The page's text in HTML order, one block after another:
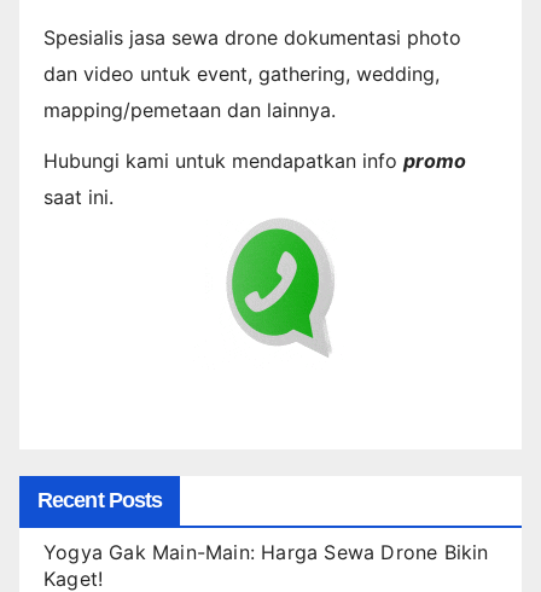
Spesialis jasa sewa drone dokumentasi photo
dan video untuk event, gathering, wedding,
mapping/pemetaan dan lainnya.
Hubungi kami untuk mendapatkan info promo
saat ini.
Recent Posts
Yogya Gak Main-Main: Harga Sewa Drone Bikin
Kaget!